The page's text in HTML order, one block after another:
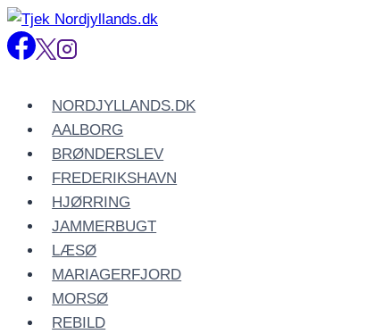
Fortsæt
til
NORDJYLLANDS.DK
AALBORG
BRØNDERSLEV
FREDERIKSHAVN
HJØRRING
JAMMERBUGT
LÆSØ
MARIAGERFJORD
MORSØ
REBILD